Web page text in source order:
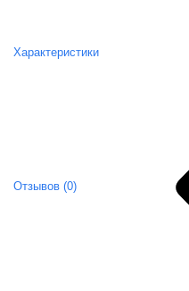
Характеристики
Отзывов (0)